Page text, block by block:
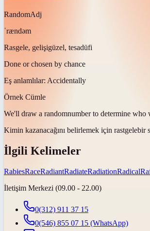
RandomAdj
ˈrændəm
Rasgele, gelişigüzel, tesadüfi
Done or chosen by chance
Eş anlamlılar: Accidentally
Örnek Cümle
We'll draw a randomnumber to determine who
Kimin kazanacağını belirlemek için rastgelebir
İlgili Kelimeler
RabiesRaceRadiantRadiateRadiationRadical
İletişim Merkezi (09.00 - 22.00)
0(312) 911 37 15
0(546) 855 07 15 (WhatsApp)